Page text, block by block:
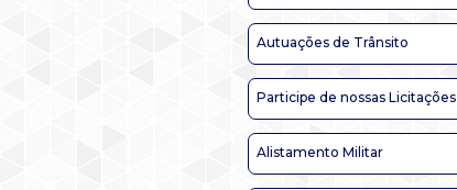
Autuações de Trânsito
Participe de nossas Licitações
Alistamento Militar